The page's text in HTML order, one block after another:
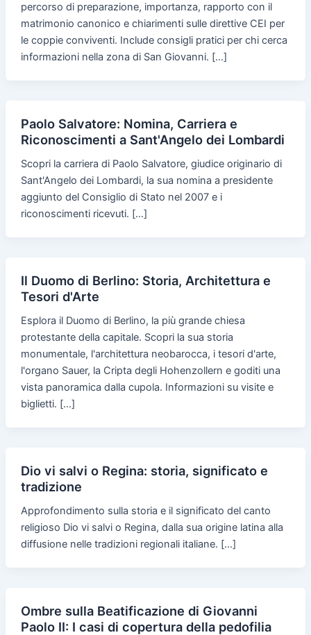
percorso di preparazione, importanza, rapporto con il
matrimonio canonico e chiarimenti sulle direttive CEI per
le coppie conviventi. Include consigli pratici per chi cerca
informazioni nella zona di San Giovanni. […]
Paolo Salvatore: Nomina, Carriera e
Riconoscimenti a Sant'Angelo dei Lombardi
Scopri la carriera di Paolo Salvatore, giudice originario di
Sant'Angelo dei Lombardi, la sua nomina a presidente
aggiunto del Consiglio di Stato nel 2007 e i
riconoscimenti ricevuti. […]
Il Duomo di Berlino: Storia, Architettura e
Tesori d'Arte
Esplora il Duomo di Berlino, la più grande chiesa
protestante della capitale. Scopri la sua storia
monumentale, l'architettura neobarocca, i tesori d'arte,
l'organo Sauer, la Cripta degli Hohenzollern e goditi una
vista panoramica dalla cupola. Informazioni su visite e
biglietti. […]
Dio vi salvi o Regina: storia, significato e
tradizione
Approfondimento sulla storia e il significato del canto
religioso Dio vi salvi o Regina, dalla sua origine latina alla
diffusione nelle tradizioni regionali italiane. […]
Ombre sulla Beatificazione di Giovanni
Paolo II: I casi di copertura della pedofilia